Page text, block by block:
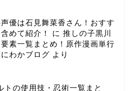
優は石見舞菜香さん！おすす
めて紹介！
に 推しの子黒川
素一覧まとめ！原作漫画単行
わかブログ より
の使用技・忍術一覧まと